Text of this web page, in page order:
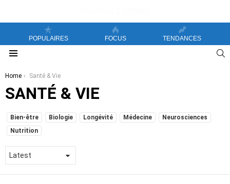
POPULAIRES FOCUS TENDANCES
You are here:
Home Santé & Vie
SANTÉ & VIE
SUBTERMS
Bien-être Biologie Longévité Médecine
Neurosciences
Nutrition